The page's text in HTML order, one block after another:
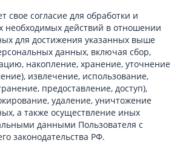
свое согласие для обработки и
необходимых действий в отношении
для достижения указанных выше
данных, включая сбор,
накопление, хранение, уточнение
извлечение, использование,
предоставление, доступ),
удаление, уничтожение
а также осуществление иных
данными Пользователя с
законодательства РФ.